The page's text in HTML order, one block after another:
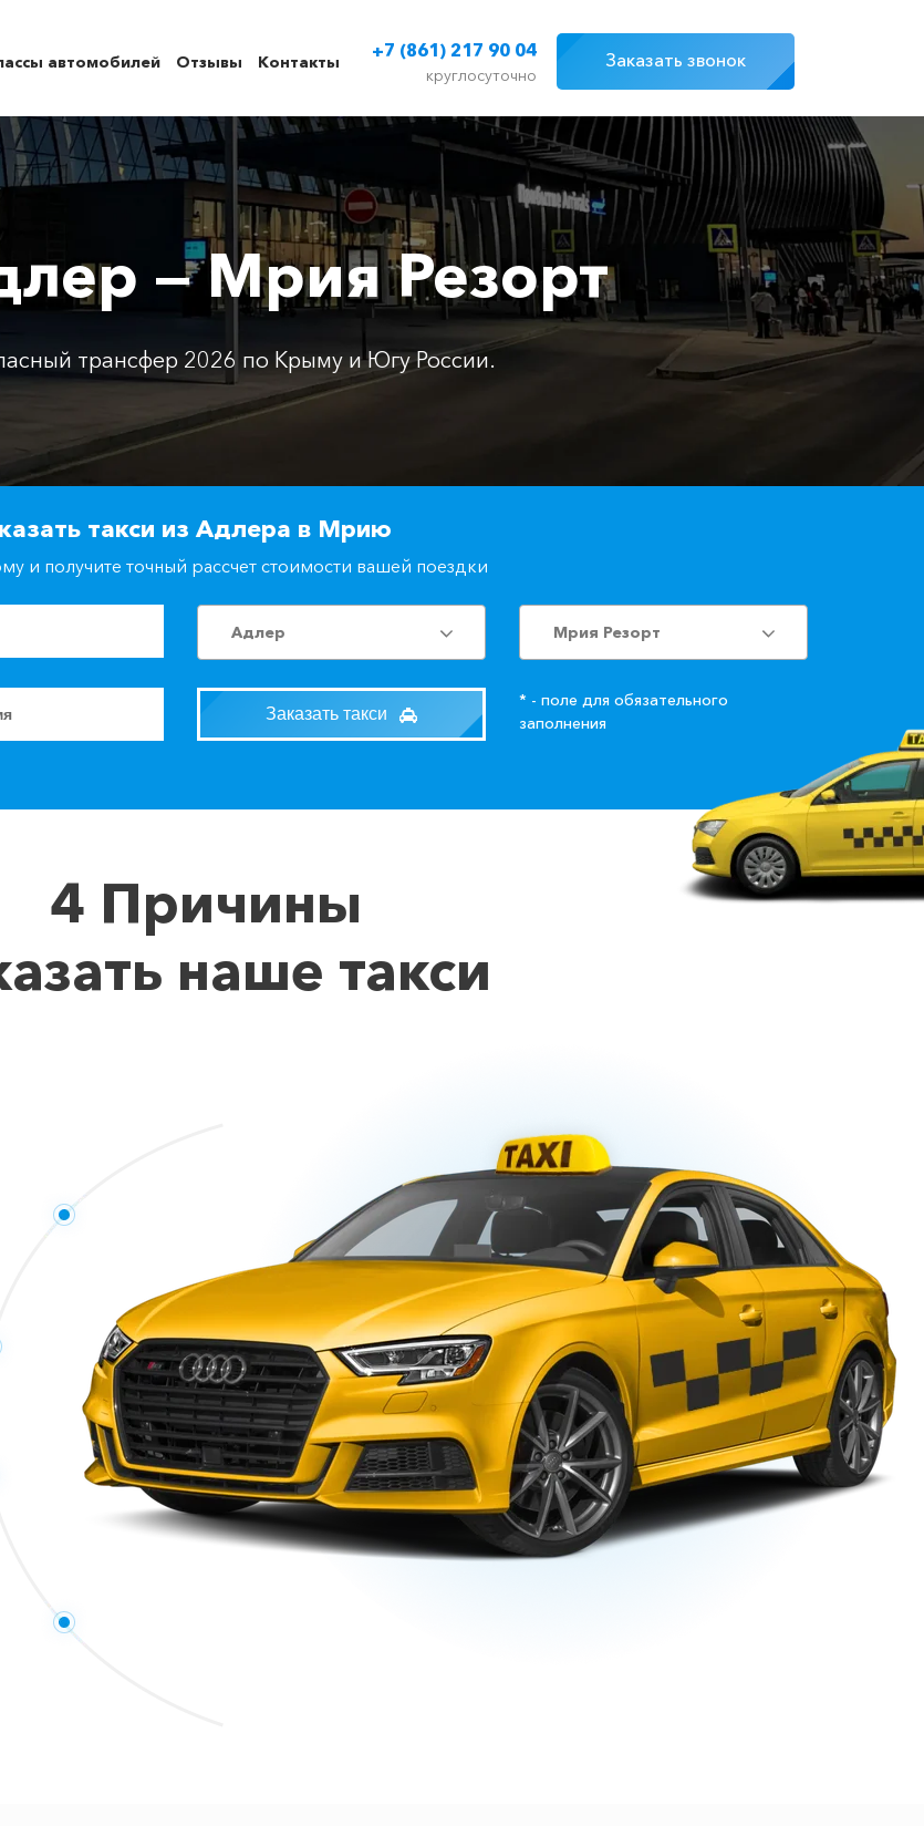
автомобилей Отзывы Контакты
+7 (861) 217 90 04
круглосуточно
Заказать звонок
— Мрия Резорт
трансфер 2026 по Крыму и Югу России.
такси из Адлера в Мрию
и получите точный рассчет стоимости вашей поездки
Адлер Мрия Резорт
Заказать такси
* - поле для обязательного
заполнения
4 Причины
наше такси